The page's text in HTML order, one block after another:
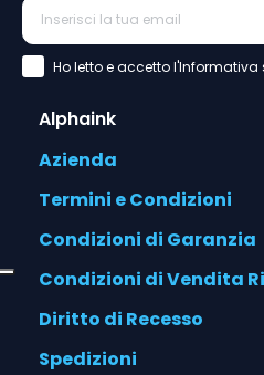
Accettazione Privacy Policy
Ho letto e accetto l'Informativa
Alphaink
Azienda
Termini e Condizioni
Condizioni di Garanzia
Condizioni di Vendita
Diritto di Recesso
Spedizioni